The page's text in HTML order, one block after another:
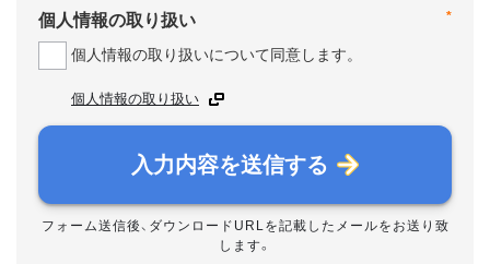
*
個人情報の取り扱い
個人情報の取り扱いについて同意します。
個人情報の取り扱い
入力内容を送信する
フォーム送信後、ダウンロードURLを記載したメールをお送り致
します。